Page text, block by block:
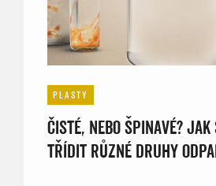
PLASTY
ČISTÉ, NEBO ŠPINAVÉ? JAK
TŘÍDIT RŮZNÉ DRUHY